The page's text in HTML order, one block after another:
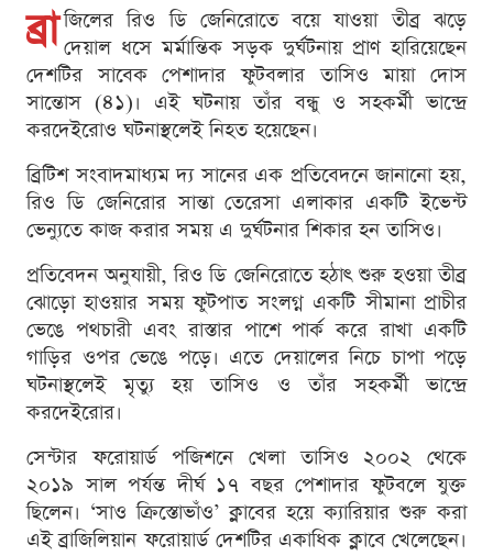
ব্রা জিলের রিও ডি জেনিরোতে বয়ে যাওয়া তীব্র ঝড়ে
দেয়াল ধসে মর্মান্তিক সড়ক দুর্ঘটনায় প্রাণ হারিয়েছেন
দেশটির সাবেক পেশাদার ফুটবলার তাসিও মায়া দোস
সান্তোস (৪১)। এই ঘটনায় তাঁর বন্ধু ও সহকর্মী ভান্দ্রে
করদেইরোও ঘটনাস্থলেই নিহত হয়েছেন।
ব্রিটিশ সংবাদমাধ্যম দ্য সানের এক প্রতিবেদনে জানানো হয়,
রিও ডি জেনিরোর সান্তা তেরেসা এলাকার একটি ইভেন্ট
ভেন্যুতে কাজ করার সময় এ দুর্ঘটনার শিকার হন তাসিও।
প্রতিবেদন অনুযায়ী, রিও ডি জেনিরোতে হঠাৎ শুরু হওয়া তীব্র
ঝোড়ো হাওয়ার সময় ফুটপাত সংলগ্ন একটি সীমানা প্রাচীর
ভেঙে পথচারী এবং রাস্তার পাশে পার্ক করে রাখা একটি
গাড়ির ওপর ভেঙে পড়ে। এতে দেয়ালের নিচে চাপা পড়ে
ঘটনাস্থলেই মৃত্যু হয় তাসিও ও তাঁর সহকর্মী ভান্দ্রে
করদেইরোর।
সেন্টার ফরোয়ার্ড পজিশনে খেলা তাসিও ২০০২ থেকে
২০১৯ সাল পর্যন্ত দীর্ঘ ১৭ বছর পেশাদার ফুটবলে যুক্ত
ছিলেন। ‘সাও ক্রিস্তোভাঁও’ ক্লাবের হয়ে ক্যারিয়ার শুরু করা
এই ব্রাজিলিয়ান ফরোয়ার্ড দেশটির একাধিক ক্লাবে খেলেছেন।